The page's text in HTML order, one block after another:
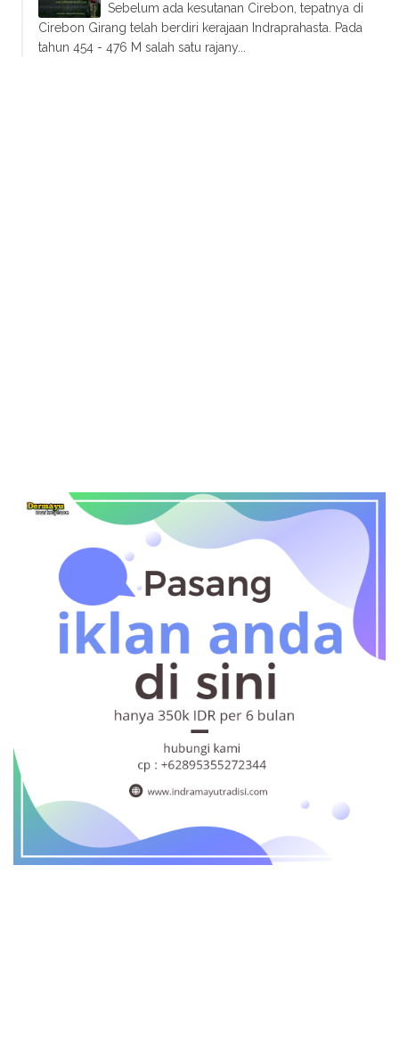
Sebelum ada kesutanan Cirebon, tepatnya di
Cirebon Girang telah berdiri kerajaan Indraprahasta. Pada
tahun 454 - 476 M salah satu rajany...